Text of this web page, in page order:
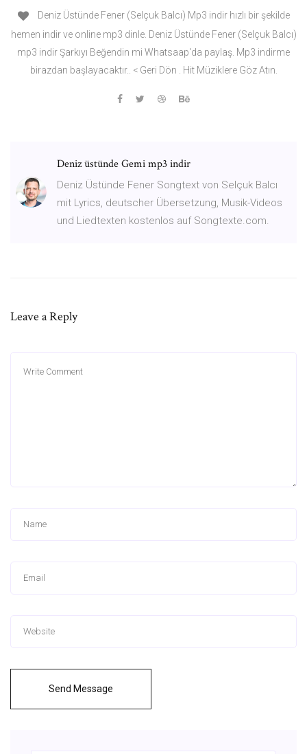
Deniz Üstünde Fener (Selçuk Balcı) Mp3 indir hızlı bir şekilde
hemen indir ve online mp3 dinle. Deniz Üstünde Fener (Selçuk Balcı)
mp3 indir Şarkıyı Beğendin mi Whatsaap'da paylaş. Mp3 indirme
birazdan başlayacaktır.. < Geri Dön . Hit Müziklere Göz Atın.
Deniz üstünde Gemi mp3 indir
Deniz Üstünde Fener Songtext von Selçuk Balcı
mit Lyrics, deutscher Übersetzung, Musik-Videos
und Liedtexten kostenlos auf Songtexte.com.
Leave a Reply
Send Message